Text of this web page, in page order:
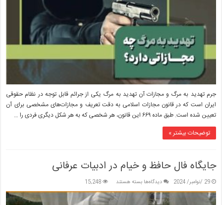
و
مجازات
آن
جرم تهدید به مرگ و مجازات آن تهدید به مرگ یکی از جرائم قابل توجه در نظام حقوقی
ایران است که در قانون مجازات اسلامی به دقت تعریف و مجازات‌های مشخصی برای آن
تعیین شده است. طبق ماده ۶۶۹ این قانون، هر شخصی که به هر شکل دیگری فردی را …
توضیحات بیشتر »
جایگاه فال حافظ و خیام در ادبیات عرفانی
29 /نوامبر/ 2024 دیدگاه‌هابرای
جایگاه
بسته هستند 15,248